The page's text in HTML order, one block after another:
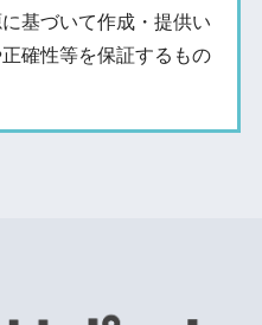
基づいて作成・提供い
確性等を保証するもの